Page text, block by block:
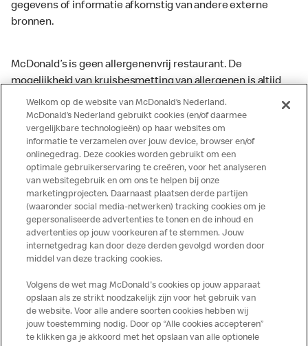
gegevens of informatie afkomstig van andere externe
bronnen.
McDonald’s is geen allergenenvrij restaurant. De
mogelijkheid van kruisbesmetting van allergenen is altijd
aanwezig. McDonald’s kan zodoende niet garanderen dat
haar producten geen sporen van allergenen bevatten.
McDonald’s aanvaardt daarom geen aansprakelijkheid
indien een gast als gevolg van het binnenkrijgen van (een
spoor van) een allergeen lichamelijke klachten krijgt. Alle
producten kunnen sporen bevatten van dierlijke
ingrediënten. McDonald’s streeft er naar om de
voedingswaarde- en allergeneninformatie altijd up to date
te houden. De verstrekte informatie is alleen van
toepassing op de in Nederland verkochte producten. Voor
meer informatie over voedingswaarden en allergenen kijk
op de McDonald's website of in de McDonald’s App.
Publicatiefouten voorbehouden.
Welkom op de website van McDonald’s Nederland.
McDonald’s Nederland gebruikt cookies (en/of daarmee
vergelijkbare technologieën) op haar websites om
informatie te verzamelen over jouw device, browser en/of
onlinegedrag. Deze cookies worden gebruikt om een
optimale gebruikerservaring te creëren, voor het analyseren
van websitegebruik en om ons te helpen bij onze
marketingprojecten. Daarnaast plaatsen derde partijen
(waaronder social media-netwerken) tracking cookies om je
gepersonaliseerde advertenties te tonen en de inhoud en
advertenties op jouw voorkeuren af te stemmen. Jouw
internetgedrag kan door deze derden gevolgd worden door
middel van deze tracking cookies.
Volgens de wet mag McDonald's cookies op jouw apparaat
opslaan als ze strikt noodzakelijk zijn voor het gebruik van
de website. Voor alle andere soorten cookies hebben wij
jouw toestemming nodig. Door op “Alle cookies accepteren”
te klikken ga je akkoord met het opslaan van alle optionele